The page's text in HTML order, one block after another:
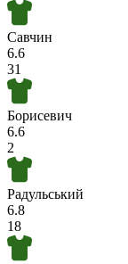
Савчин
6.6
31
Борисевич
6.6
2
Радульський
6.8
18